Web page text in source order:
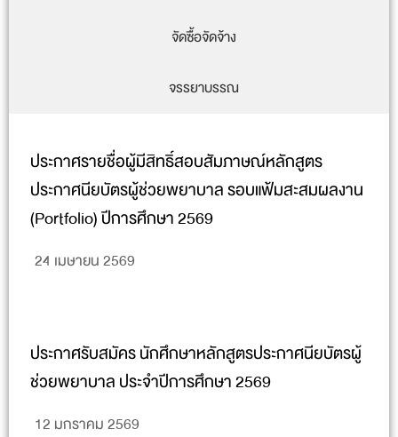
จัดซื้อจัดจ้าง
จรรยาบรรณ
ประกาศรายชื่อผู้มีสิทธิ์สอบสัมภาษณ์หลักสูตร
ประกาศนียบัตรผู้ช่วยพยาบาล รอบแฟ้มสะสมผลงาน
(Portfolio) ปีการศึกษา 2569
24 เมษายน 2569
ประกาศรับสมัคร นักศึกษาหลักสูตรประกาศนียบัตรผู้
ช่วยพยาบาล ประจำปีการศึกษา 2569
12 มกราคม 2569